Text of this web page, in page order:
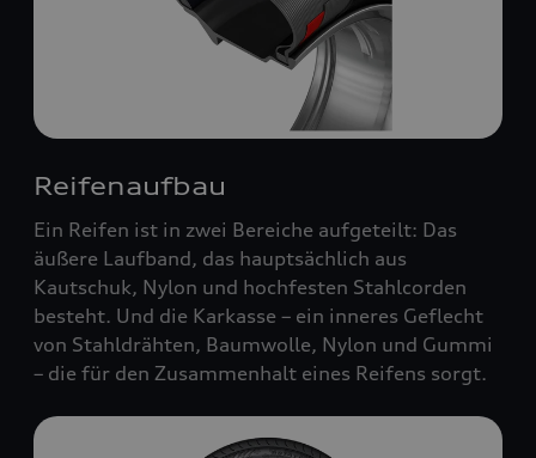
Reifenaufbau
Ein Reifen ist in zwei Bereiche aufgeteilt: Das
äußere Laufband, das hauptsächlich aus
Kautschuk, Nylon und hochfesten Stahlcorden
besteht. Und die Karkasse – ein inneres Geflecht
von Stahldrähten, Baumwolle, Nylon und Gummi
– die für den Zusammenhalt eines Reifens sorgt.